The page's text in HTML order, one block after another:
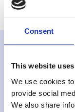
Consent
This website
We use cookies
provide social
We also share
Erhalte
dein
Du erhältst deinen